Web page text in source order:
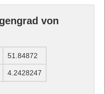
von
51.84872
4.2428247